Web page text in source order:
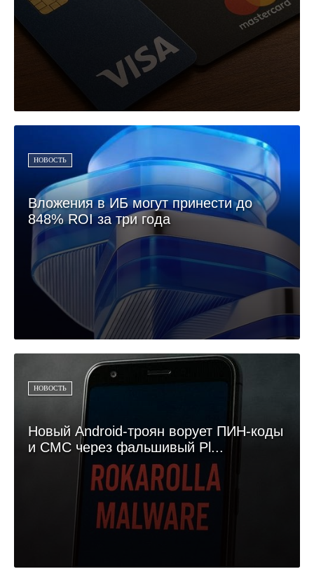
НОВОСТЬ
Вложения в ИБ могут принести до
848% ROI за три года
НОВОСТЬ
Новый Android-троян ворует ПИН-коды
и СМС через фальшивый Pl...